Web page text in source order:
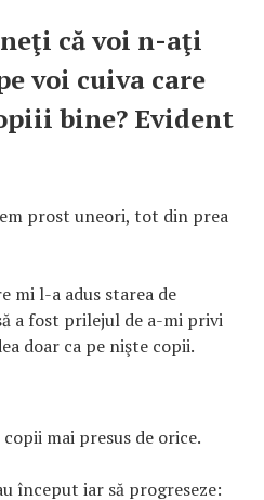
că voi n-aţi
voi cuiva care
bine? Evident
prost uneori, tot din prea
mi l-a adus starea de
a fost prilejul de a-mi privi
doar ca pe nişte copii.
mai presus de orice.
început iar să progreseze: